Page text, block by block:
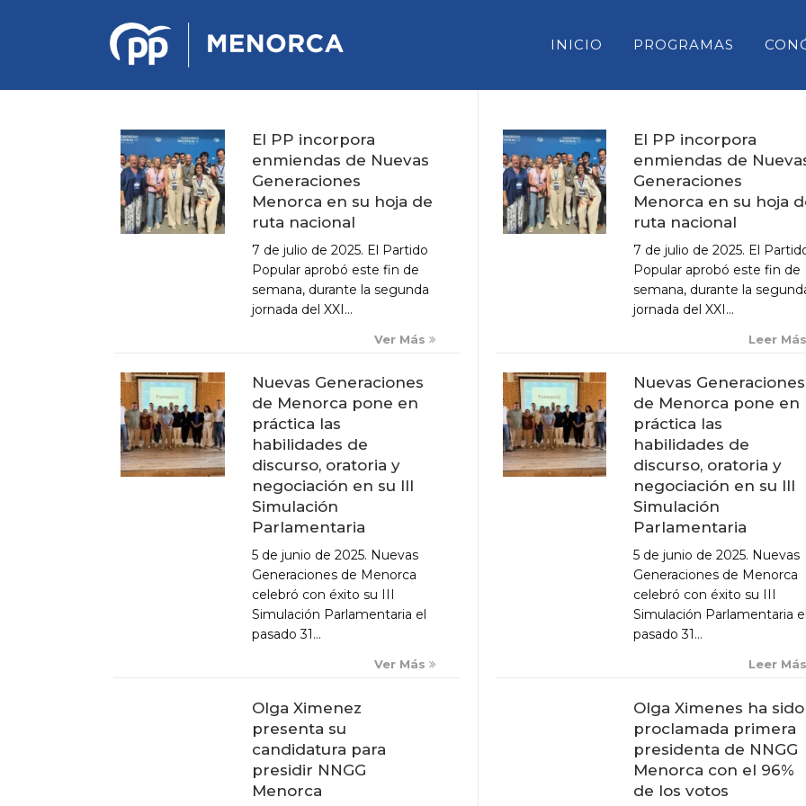
INICIO PROGRAMAS
PONENCIA DE ESTRATEGIA
POLÍTICA Y ECONÓMICA
REGLAMENTO DE ORGANIZACIÓN
DOCUMENTOS DEL 12 CONGRESO
INSULAR DE MENORCA
CONGRESO EXTRAORDINARIO PARA
LA ELECCIÓN DÉ COMITÉS
CONSELL INSULAR DE
PARLAMENT DE LES ILLES
CONGRESO DE DIPUTADOS
SENADO
X CONGRESO NNGG MENORCA
EQUIPO DIRECTIVO NN.GG.
PONENCIA DE REGLAMENTO Y
El PP incorpora
enmiendas de Nuevas
Generaciones
Menorca en su hoja de
ruta nacional
7 de julio de 2025. El Partido
Popular aprobó este fin de
semana, durante la segunda
jornada del XXI...
Ver Más
Nuevas Generaciones
de Menorca pone en
práctica las
habilidades de
discurso, oratoria y
negociación en su III
Simulación
Parlamentaria
5 de junio de 2025. Nuevas
Generaciones de Menorca
celebró con éxito su III
Simulación Parlamentaria el
pasado 31...
Ver Más
Olga Ximenez
presenta su
candidatura para
presidir NNGG
Menorca
El PP incorpora
enmiendas de
Generaciones
Menorca en su hoja
ruta nacional
7 de julio de 2025. El
Popular aprobó este fin de
semana, durante la
jornada del XXI...
Leer Más
Nuevas Generaciones
de Menorca pone en
práctica las
habilidades de
discurso, oratoria y
negociación en su III
Simulación
Parlamentaria
5 de junio de 2025. Nuevas
Generaciones de Menorca
celebró con éxito su III
Simulación Parlamentaria el
pasado 31...
Leer Más
Olga Ximenes ha sido
proclamada primera
presidenta de NNGG
Menorca con el 96%
de los votos